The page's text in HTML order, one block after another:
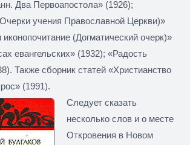
Два Первоапостола» (1926);
учения Православной Церкви)»
(Догматический очерк)»
евангельских» (1932); «Радость
Также сборник статей «Христианство
(1991).
Следует сказать
несколько слов и о месте
Откровения в Новом